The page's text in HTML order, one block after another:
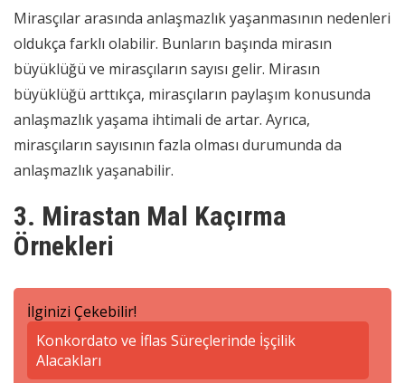
Mirasçılar arasında anlaşmazlık yaşanmasının nedenleri
oldukça farklı olabilir. Bunların başında mirasın
büyüklüğü ve mirasçıların sayısı gelir. Mirasın
büyüklüğü arttıkça, mirasçıların paylaşım konusunda
anlaşmazlık yaşama ihtimali de artar. Ayrıca,
mirasçıların sayısının fazla olması durumunda da
anlaşmazlık yaşanabilir.
3. Mirastan Mal Kaçırma
Örnekleri
İlginizi Çekebilir!
Konkordato ve İflas Süreçlerinde İşçilik
Alacakları